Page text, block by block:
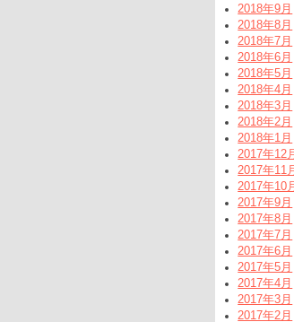
2018年9月
2018年8月
2018年7月
2018年6月
2018年5月
2018年4月
2018年3月
2018年2月
2018年1月
2017年12月
2017年11月
2017年10月
2017年9月
2017年8月
2017年7月
2017年6月
2017年5月
2017年4月
2017年3月
2017年2月